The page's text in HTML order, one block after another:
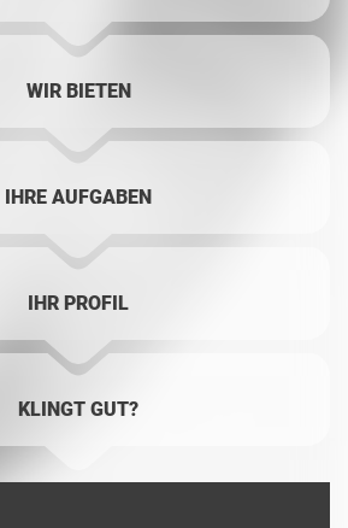
WIR BIETEN
IHRE AUFGABEN
IHR PROFIL
KLINGT GUT?